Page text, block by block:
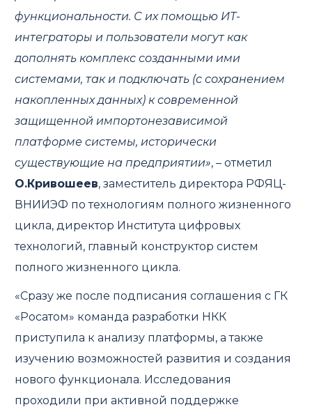
функциональности. С их помощью ИТ-
интеграторы и пользователи могут как
дополнять комплекс созданными ими
системами, так и подключать (с сохранением
накопленных данных) к современной
защищенной импортонезависимой
платформе системы, исторически
существующие на предприятии», – отметил
О.Кривошеев, заместитель директора РФЯЦ-
ВНИИЭФ по технологиям полного жизненного
цикла, директор Института цифровых
технологий, главный конструктор систем
полного жизненного цикла.
«Сразу же после подписания соглашения с ГК
«Росатом» команда разработки НКК
приступила к анализу платформы, а также
изучению возможностей развития и создания
нового функционала. Исследования
проходили при активной поддержке